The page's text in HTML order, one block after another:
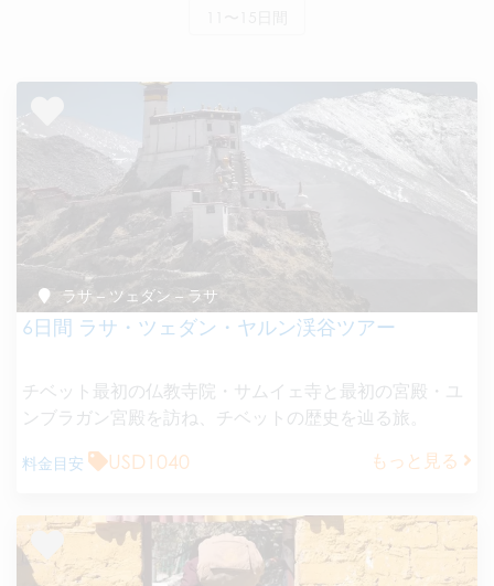
ラサ – ツェダン – ラサ
6日間 ラサ・ツェダン・ヤルン渓谷ツアー
チベット最初の仏教寺院・サムイェ寺と最初の宮殿・ユ
ンブラガン宮殿を訪ね、チベットの歴史を辿る旅。
料金目安 USD1040 もっと見る